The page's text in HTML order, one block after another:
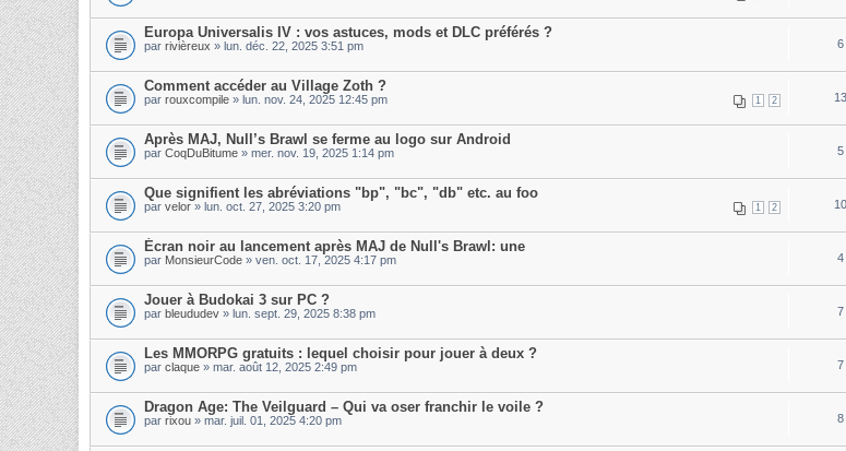
Europa Universalis IV : vos astuces, mods et DLC préférés ?
par rivièreux » lun. déc. 22, 2025 3:51 pm 6
Comment accéder au Village Zoth ?
1 2
par rouxcompile » lun. nov. 24, 2025 12:45 pm 13
Après MAJ, Null’s Brawl se ferme au logo sur Android
par CoqDuBitume » mer. nov. 19, 2025 1:14 pm 5
Que signifient les abréviations "bp", "bc", "db" etc. au foo
1 2
par velor » lun. oct. 27, 2025 3:20 pm 10
Écran noir au lancement après MAJ de Null's Brawl: une
par MonsieurCode » ven. oct. 17, 2025 4:17 pm 4
Jouer à Budokai 3 sur PC ?
par bleududev » lun. sept. 29, 2025 8:38 pm 7
Les MMORPG gratuits : lequel choisir pour jouer à deux ?
par claque » mar. août 12, 2025 2:49 pm 7
Dragon Age: The Veilguard – Qui va oser franchir le voile ?
par rixou » mar. juil. 01, 2025 4:20 pm 8